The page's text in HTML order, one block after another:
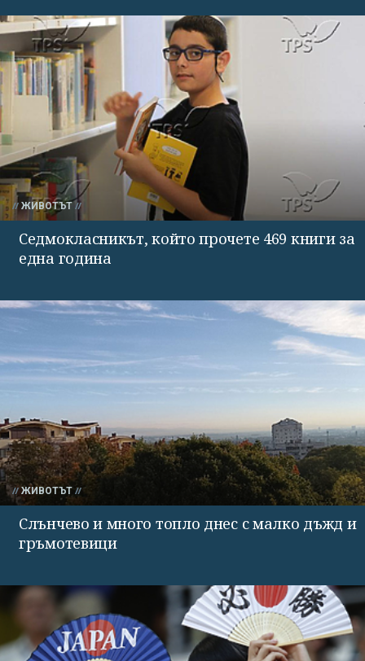
ЖИВОТЪТ
Седмокласникът, който прочете 469 книги за
една година
ЖИВОТЪТ
Слънчево и много топло днес с малко дъжд и
гръмотевици